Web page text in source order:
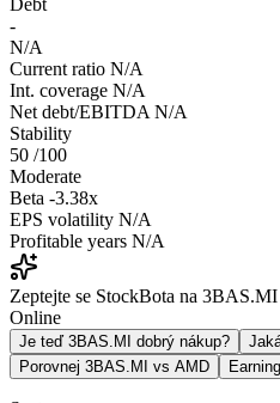
Debt
-
N/A
Current ratio N/A
Int. coverage N/A
Net debt/EBITDA N/A
Stability
50 /100
Moderate
Beta -3.38x
EPS volatility N/A
Profitable years N/A
Zeptejte se StockBota na 3BAS.MI
Online
Je teď 3BAS.MI dobrý nákup?
Porovnej 3BAS.MI vs AMD